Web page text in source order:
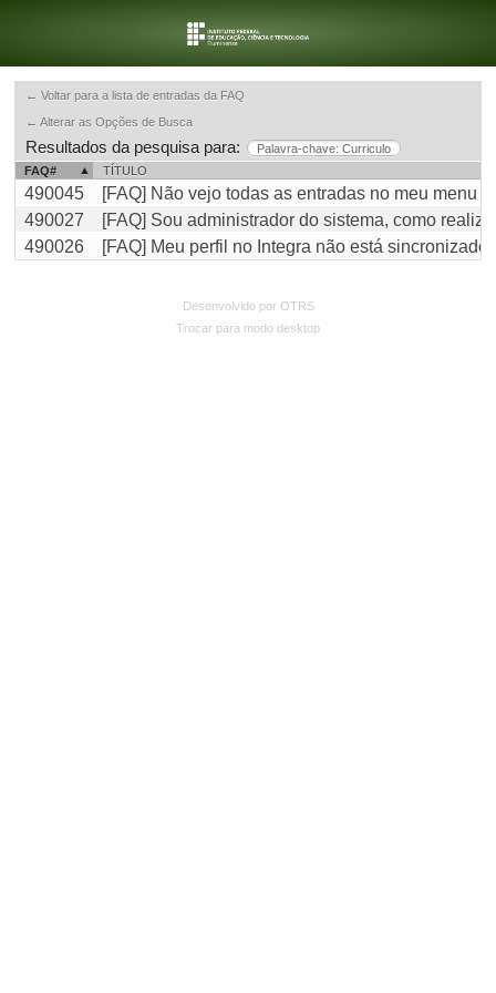
← Voltar para a lista de entradas da FAQ
← Alterar as Opções de Busca
Resultados da pesquisa para:
Palavra-chave: Curriculo
FAQ#
TÍTULO
490045
[FAQ] Não vejo todas as entradas no meu menu
490027
[FAQ] Sou administrador do sistema, como
490026
[FAQ] Meu perfil no Integra não está
Desenvolvido por OTRS
Trocar para modo desktop